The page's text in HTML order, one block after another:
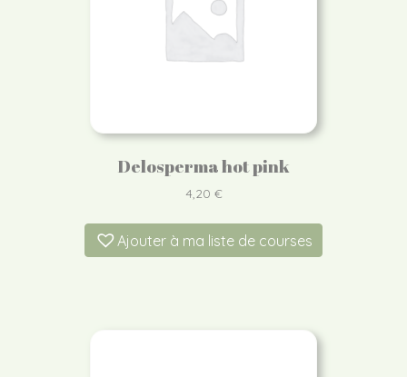
Delosperma hot pink
4,20 €
Ajouter à ma liste de courses